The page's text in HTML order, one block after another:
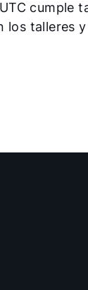
cumple
los talleres